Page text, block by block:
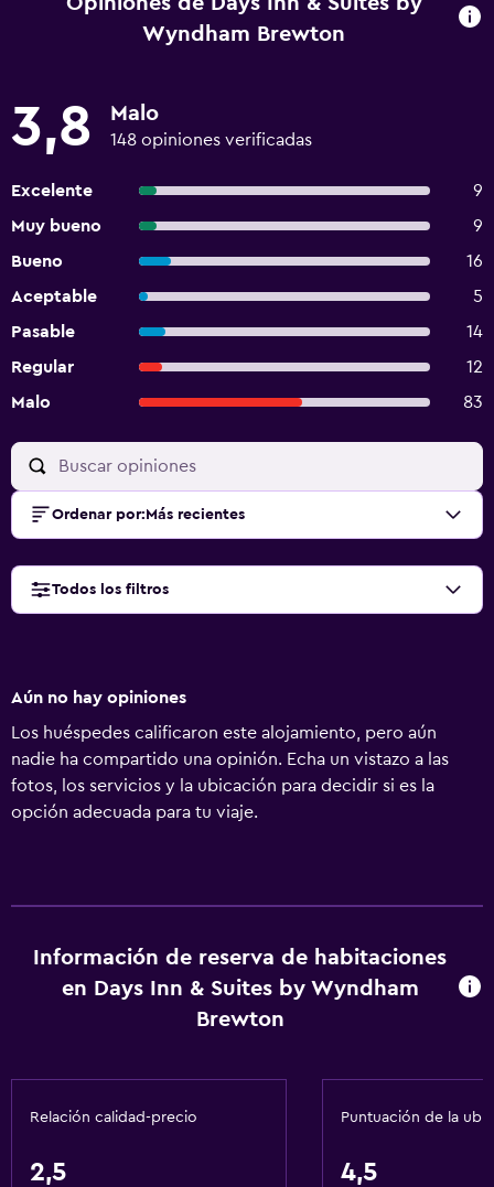
Wyndham Brewton
3,8 Malo
148 opiniones verificadas
Excelente
9
Muy bueno
9
Bueno
16
Aceptable
5
Pasable
14
Regular
12
Malo
83
Ordenar por: Más recientes
Todos los filtros
Aún no hay opiniones
Los huéspedes calificaron este alojamiento, pero aún
nadie ha compartido una opinión. Echa un vistazo a las
fotos, los servicios y la ubicación para decidir si es la
opción adecuada para tu viaje.
Información de reserva de habitaciones
en Days Inn & Suites by Wyndham
Brewton
Relación calidad-precio
2,5
Puntuación de la
4,5